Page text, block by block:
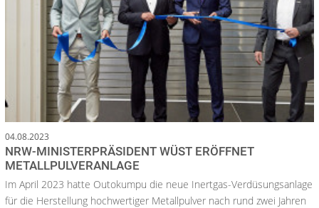
04.08.2023
NRW-MINISTERPRÄSIDENT WÜST ERÖFFNET
METALLPULVERANLAGE
Im April 2023 hatte Outokumpu die neue Inertgas-Verdüsungsanlage
für die Herstellung hochwertiger Metallpulver nach rund zwei Jahren